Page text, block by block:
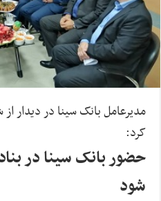
مدیرعامل بانک سینا در دیدار
کرد:
حضور بانک سینا در
شود